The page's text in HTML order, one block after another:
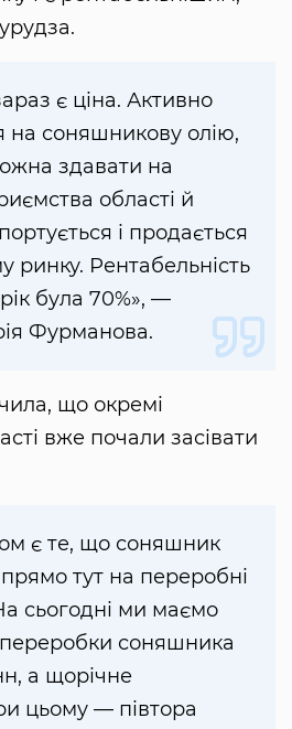
є ціна. Активно
на соняшникову олію,
здавати на
області й
і продається
ринку. Рентабельність
була 70%», —
Фурманова.
що окремі
вже почали засівати
є те, що соняшник
тут на переробні
сьогодні ми маємо
соняшника
а щорічне
цьому — півтора